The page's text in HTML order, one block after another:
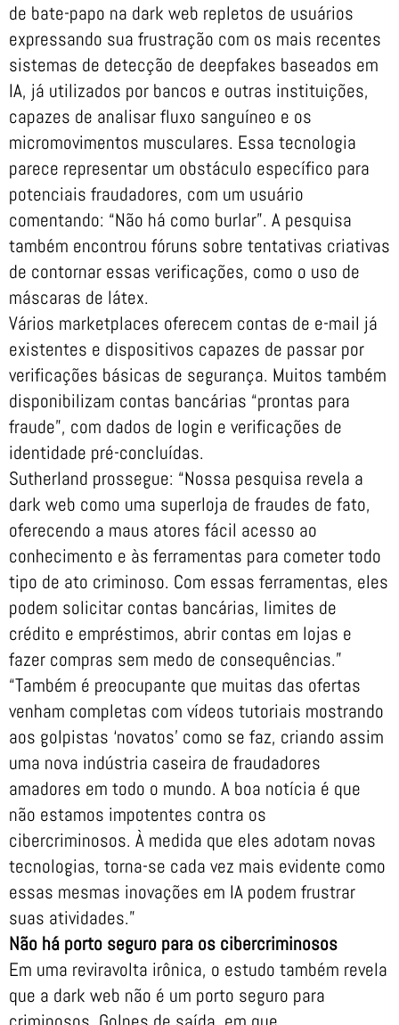
de bate-papo na dark web repletos de usuários
expressando sua frustração com os mais recentes
sistemas de detecção de deepfakes baseados em
IA, já utilizados por bancos e outras instituições,
capazes de analisar fluxo sanguíneo e os
micromovimentos musculares. Essa tecnologia
parece representar um obstáculo específico para
potenciais fraudadores, com um usuário
comentando: “Não há como burlar”. A pesquisa
também encontrou fóruns sobre tentativas criativas
de contornar essas verificações, como o uso de
máscaras de látex.
Vários marketplaces oferecem contas de e-mail já
existentes e dispositivos capazes de passar por
verificações básicas de segurança. Muitos também
disponibilizam contas bancárias “prontas para
fraude”, com dados de login e verificações de
identidade pré-concluídas.
Sutherland prossegue: “Nossa pesquisa revela a
dark web como uma superloja de fraudes de fato,
oferecendo a maus atores fácil acesso ao
conhecimento e às ferramentas para cometer todo
tipo de ato criminoso. Com essas ferramentas, eles
podem solicitar contas bancárias, limites de
crédito e empréstimos, abrir contas em lojas e
fazer compras sem medo de consequências.”
“Também é preocupante que muitas das ofertas
venham completas com vídeos tutoriais mostrando
aos golpistas ‘novatos’ como se faz, criando assim
uma nova indústria caseira de fraudadores
amadores em todo o mundo. A boa notícia é que
não estamos impotentes contra os
cibercriminosos. À medida que eles adotam novas
tecnologias, torna-se cada vez mais evidente como
essas mesmas inovações em IA podem frustrar
suas atividades.”
Não há porto seguro para os cibercriminosos
Em uma reviravolta irônica, o estudo também revela
que a dark web não é um porto seguro para